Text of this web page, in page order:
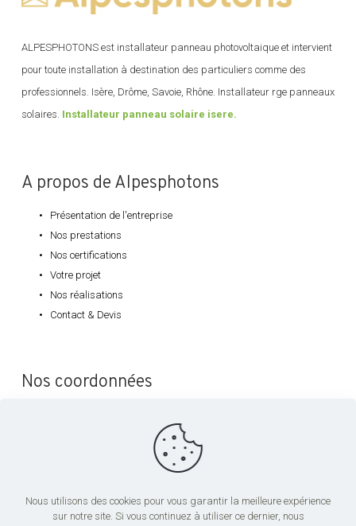
ALPESPHOTONS est installateur panneau photovoltaique et intervient
pour toute installation à destination des particuliers comme des
professionnels. Isère, Drôme, Savoie, Rhône. Installateur rge panneaux
solaires. Installateur panneau solaire isere.
A propos de Alpesphotons
Présentation de l'entreprise
Nos prestations
Nos certifications
Votre projet
Nos réalisations
Contact & Devis
Nos coordonnées
contact@alpesphotons.fr
Nous utilisons des cookies pour vous garantir la meilleure expérience
sur notre site. Si vous continuez à utiliser ce dernier, nous